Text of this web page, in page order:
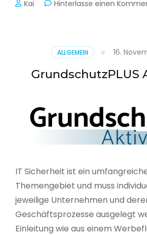
Kai Hinterlasse einen
ALLGEMEIN 16.
GrundschutzPLUS
IT Sicherheit ist ein
Themengebiet und muss
jeweilige Unternehmen und
Geschäftsprozesse ausgelegt
Einleitung wie aus einem